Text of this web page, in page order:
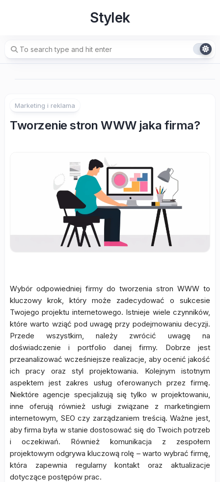
Stylek
Marketing i reklama
Tworzenie stron WWW jaka firma?
Wybór odpowiedniej firmy do tworzenia stron WWW to
kluczowy krok, który może zadecydować o sukcesie
Twojego projektu internetowego. Istnieje wiele czynników,
które warto wziąć pod uwagę przy podejmowaniu decyzji.
Przede wszystkim, należy zwrócić uwagę na
doświadczenie i portfolio danej firmy. Dobrze jest
przeanalizować wcześniejsze realizacje, aby ocenić jakość
ich pracy oraz styl projektowania. Kolejnym istotnym
aspektem jest zakres usług oferowanych przez firmę.
Niektóre agencje specjalizują się tylko w projektowaniu,
inne oferują również usługi związane z marketingiem
internetowym, SEO czy zarządzaniem treścią. Ważne jest,
aby firma była w stanie dostosować się do Twoich potrzeb
i oczekiwań. Również komunikacja z zespołem
projektowym odgrywa kluczową rolę – warto wybrać firmę,
która zapewnia regularny kontakt oraz aktualizacje
dotyczące postępów prac.